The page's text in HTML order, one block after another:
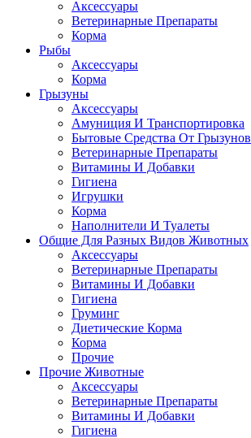
Аксессуары
Ветеринарные Препараты
Корма
Рыбы
Аксессуары
Корма
Грызуны
Аксессуары
Амуниция И Транспортировка
Бытовые Средства От Грызунов
Ветеринарные Препараты
Витамины И Добавки
Гигиена
Игрушки
Корма
Наполнители И Туалеты
Общие Для Разных Видов Животных
Аксессуары
Ветеринарные Препараты
Витамины И Добавки
Гигиена
Груминг
Диетические Корма
Корма
Прочие
Прочие Животные
Аксессуары
Ветеринарные Препараты
Витамины И Добавки
Гигиена